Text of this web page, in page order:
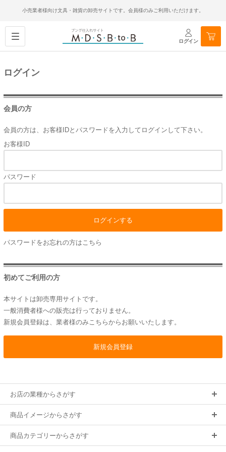
小売業者様向け文具・雑貨の卸売サイトです。会員様のみご利用いただけます。
ログイン
ログイン
会員の方
会員の方は、お客様IDとパスワードを入力してログインして下さい。
お客様ID
パスワード
パスワードをお忘れの方はこちら
初めてご利用の方
本サイトは卸売専用サイトです。
一般消費者様への販売は行っておりません。
新規会員登録は、業者様のみこちらからお願いいたします。
お店の業種からさがす
商品イメージからさがす
商品カテゴリーからさがす